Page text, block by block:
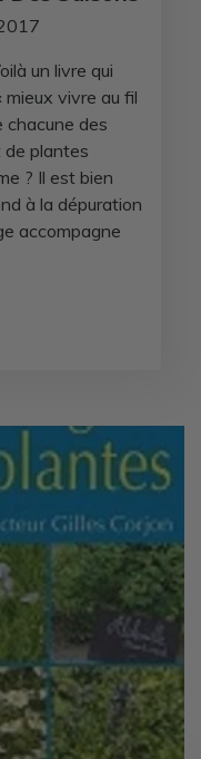
un livre qui
mieux vivre au fil
chacune des
plantes
? Il est bien
à la dépuration
accompagne